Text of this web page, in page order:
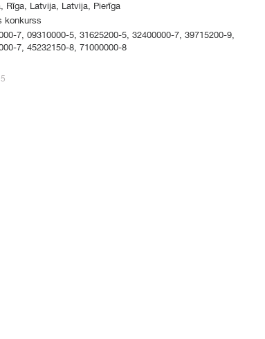
Rīga, Latvija, Latvija, Pierīga
konkurss
7, 09310000-5, 31625200-5, 32400000-7, 39715200-9,
7, 45232150-8, 71000000-8